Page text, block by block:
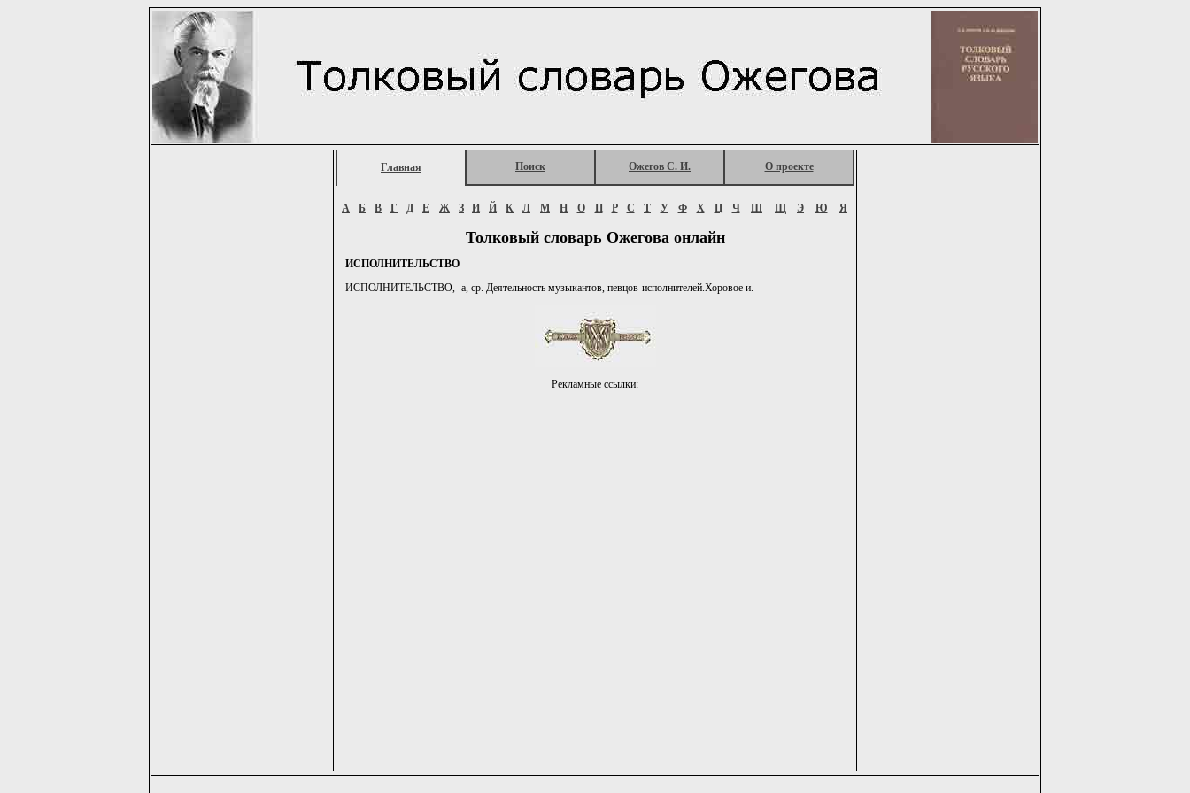
Главная Поиск Ожегов С. И. О проекте
А Б В Г Д Е Ж З И Й К Л М Н О П Р С Т У Ф Х Ц Ч Ш Щ Э Ю Я
Толковый словарь Ожегова онлайн
ИСПОЛНИТЕЛЬСТВО
ИСПОЛНИТЕЛЬСТВО, -а, ср. Деятельность музыкантов, певцов-исполнителей.Хоровое и.
Рекламные ссылки: